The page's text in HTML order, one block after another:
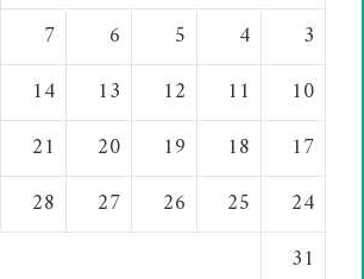
3
4
5
6
7
10
11
12
13
14
17
18
19
20
21
24
25
26
27
28
31